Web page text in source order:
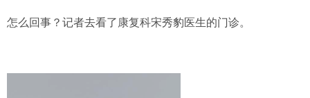
怎么回事？记者去看了康复科宋秀豹医生的门诊。